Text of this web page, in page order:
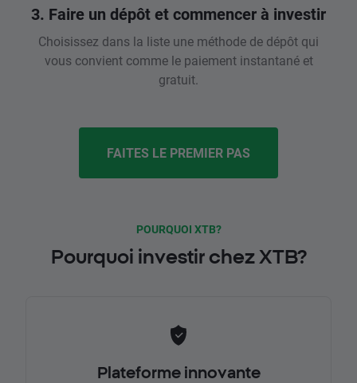
3. Faire un dépôt et commencer à investir
Choisissez dans la liste une méthode de dépôt qui
vous convient comme le paiement instantané et
gratuit.
FAITES LE PREMIER PAS
POURQUOI XTB?
Pourquoi investir chez XTB?
Plateforme innovante